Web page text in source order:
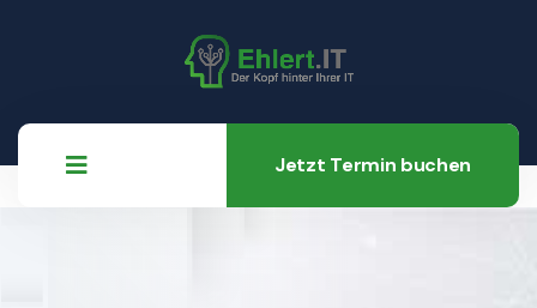
Jetzt Termin buchen